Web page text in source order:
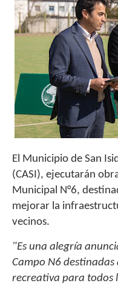
El Municipio de San
(CASI), ejecutarán
Municipal N°6,
mejorar la
vecinos.
"Es una alegría
Campo N6
recreativa para todos